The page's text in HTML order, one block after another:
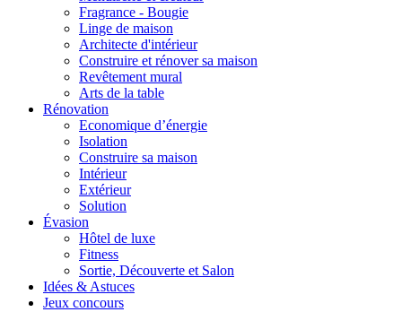
Fragrance - Bougie
Linge de maison
Architecte d'intérieur
Construire et rénover sa maison
Revêtement mural
Arts de la table
Rénovation
Economique d’énergie
Isolation
Construire sa maison
Intérieur
Extérieur
Solution
Évasion
Hôtel de luxe
Fitness
Sortie, Découverte et Salon
Idées & Astuces
Jeux concours